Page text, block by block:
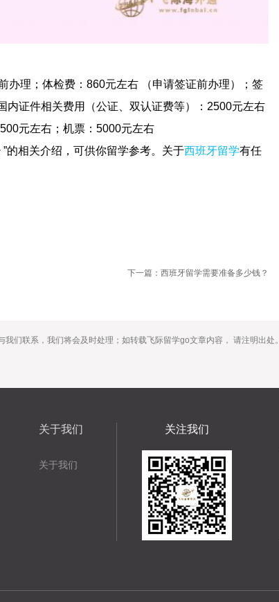
理；体检费：860元左右 （申请签证前办理）；签
内证件相关费用（公证、双认证费等）：2500元左右
元左右；机票：5000元左右
相关介绍，可供你留学参考。关于西班牙留学有任
下一篇：西班牙留学需要准备多少钱？
们联系，我们将会及时处理；如转载飞际留学go文章内容， 请注明出处。
关于我们
关于我们
关注我们